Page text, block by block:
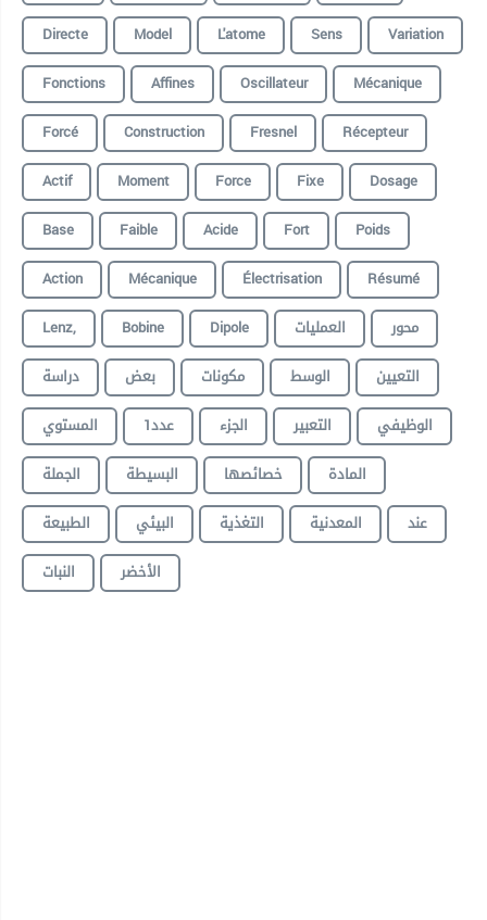
Directe
Model L'atome Sens
Variation
Fonctions
Affines Oscillateur
Mécanique
Forcé
Construction Fresnel
Récepteur
Actif
Moment Force Fixe
Dosage
Base
Faible Acide Fort
Poids
Action
Mécanique Électrisation
Résumé
Lenz,
Bobine Dipole العمليات
محور
دراسة
بعض مكونات الوسط
التعيين
المستوي
عدد1 الجزء التعبير
الوظيفي
الجملة
البسيطة خصائصها
المادة
الطبيعة
البيئي التغذية المعدنية
عند
النبات
الأخضر